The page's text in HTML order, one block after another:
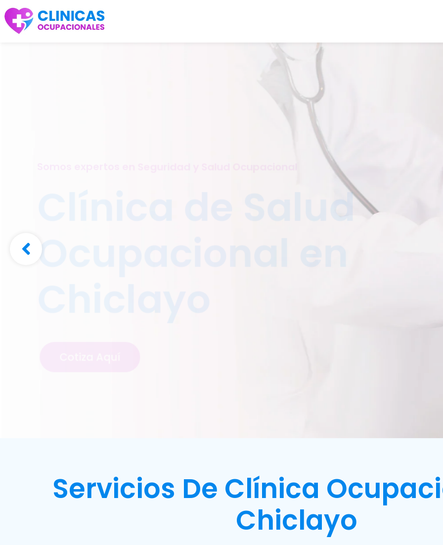
Clínica de Salud
Ocupacional en
Chiclayo
Servicios De Clínica
Chiclayo